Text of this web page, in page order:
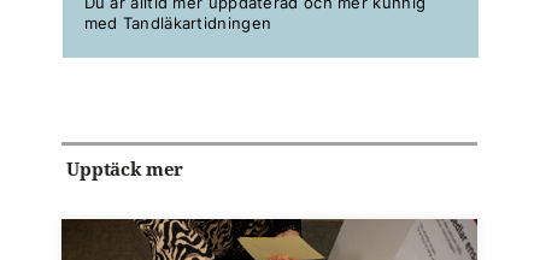
med Tandläkartidningen
Upptäck mer